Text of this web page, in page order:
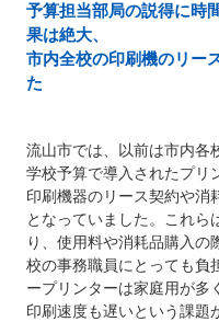
予算担当部局の説得に時
果は絶大、
市内全校の印刷機のリー
た
流山市では、以前は市内各
学校予算で導入されたプリ
印刷機器のリース契約や消
となっていました。これら
り、使用料や消耗品購入の
校の事務職員にとっても負
ープリンターは家庭用が多
印刷速度も遅いという課題